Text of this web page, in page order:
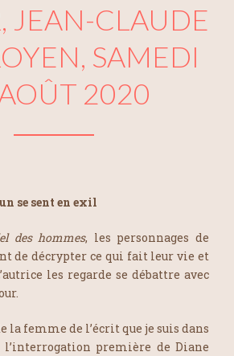
JEAN-CLAUDE
SAMEDI
2020
se sent en exil
des hommes, les personnages de
de décrypter ce qui fait leur vie et
les regarde se débattre avec
la femme de l’écrit que je suis dans
l’interrogation première de Diane